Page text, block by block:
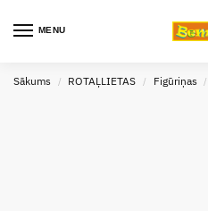
MENU
Sākums / ROTAĻLIETAS / Figūriņas /